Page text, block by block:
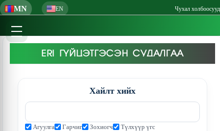
MN EN Чухал холбоосууд
ERI ГҮЙЦЭТГЭСЭН СУДАЛГАА
Хайлт хийх
Агуулга Гарчиг Зохиогч
Түлхүүр үгс